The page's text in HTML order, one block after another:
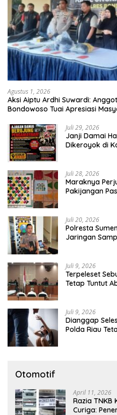
Agustus 1, 2026
Aksi Aiptu Ardhi Suwardi:
Bondowoso Tuai Apresiasi
Juli 29, 2026
Janji Damai
Dikeroyok di
Juli 28, 2026
Maraknya
Pakijangan
Juli 20, 2026
Polresta
Jaringan
Juli 9, 2026
Terpeleset
Tetap Tuntut
Juli 9, 2026
Dianggap
Polda Riau
Otomotif
April 11, 2026
Razia TNKB
Curiga: